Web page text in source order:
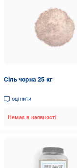
Сіль чорна 25 кг
оцінити
Немає в наявності